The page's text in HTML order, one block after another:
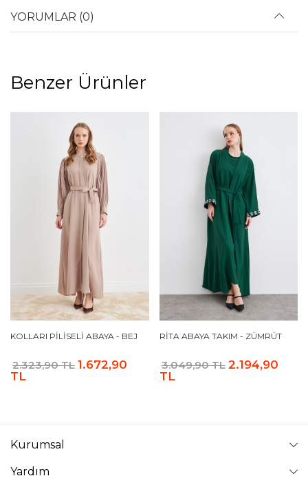
YORUMLAR (0)
Benzer Ürünler
KOLLARI PILISELI ABAYA - BEJ
2.323,90 TL 1.672,90
TL
RITA ABAYA TAKIM - ZÜMRÜT
3.049,90 TL 2.194,90
TL
Kurumsal
Yardım